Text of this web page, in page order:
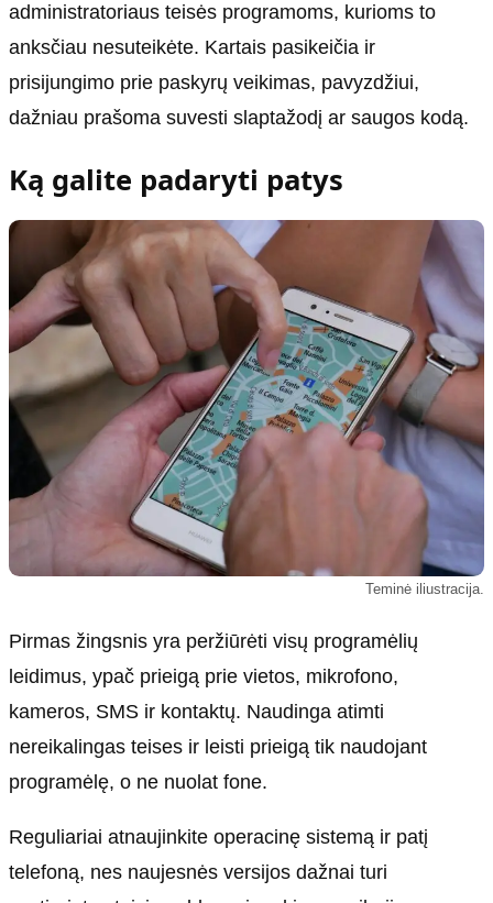
administratoriaus teisės programoms, kurioms to
anksčiau nesuteikėte. Kartais pasikeičia ir
prisijungimo prie paskyrų veikimas, pavyzdžiui,
dažniau prašoma suvesti slaptažodį ar saugos kodą.
Ką galite padaryti patys
Teminė iliustracija.
Pirmas žingsnis yra peržiūrėti visų programėlių
leidimus, ypač prieigą prie vietos, mikrofono,
kameros, SMS ir kontaktų. Naudinga atimti
nereikalingas teises ir leisti prieigą tik naudojant
programėlę, o ne nuolat fone.
Reguliariai atnaujinkite operacinę sistemą ir patį
telefoną, nes naujesnės versijos dažnai turi